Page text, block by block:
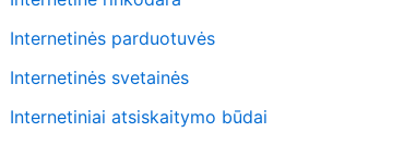
Internetinės parduotuvės
Internetinės svetainės
Internetiniai atsiskaitymo būdai